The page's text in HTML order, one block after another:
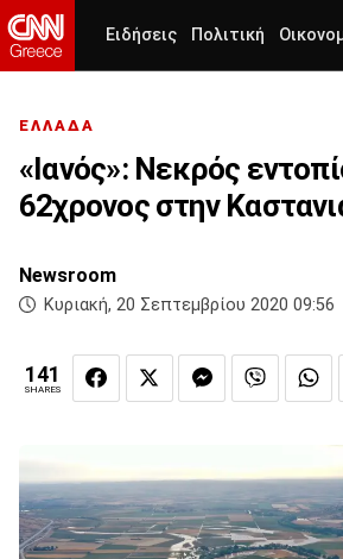
Ειδήσεις Πολιτική
ΕΛΛΑΔΑ
«Ιανός»: Νεκρός
62χρονος στην
Newsroom
Κυριακή, 20 Σεπτεμβρίου 2020 09:56
141
SHARES